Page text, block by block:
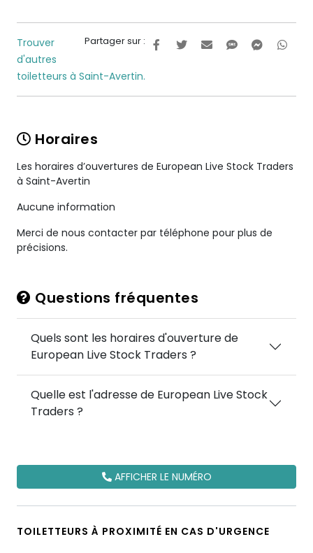
Partager sur :
Trouver
d'autres
toiletteurs à Saint-Avertin.
Horaires
Les horaires d’ouvertures de European Live Stock Traders
à Saint-Avertin
Aucune information
Merci de nous contacter par téléphone pour plus de
précisions.
Questions fréquentes
Quels sont les horaires d'ouverture de
European Live Stock Traders ?
Quelle est l'adresse de European Live Stock
Traders ?
AFFICHER LE NUMÉRO
TOILETTEURS À PROXIMITÉ EN CAS D'URGENCE